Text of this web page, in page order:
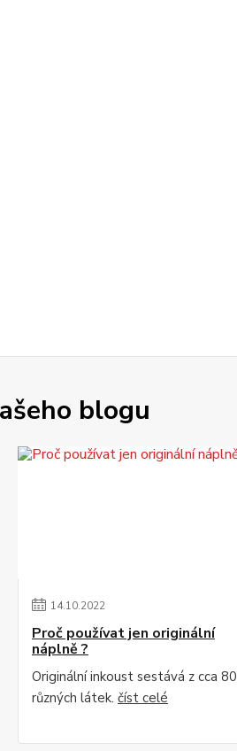
blogu
14.10.2022
Proč používat jen originální
náplně ?
Originální inkoust sestává z cca 80
různých látek. číst celé